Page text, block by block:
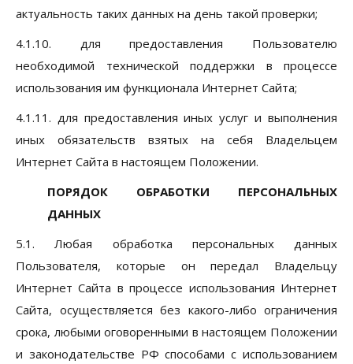
актуальность таких данных на день такой проверки;
4.1.10. для предоставления Пользователю
необходимой технической поддержки в процессе
использования им функционала Интернет Сайта;
4.1.11. для предоставления иных услуг и выполнения
иных обязательств взятых на себя Владельцем
Интернет Сайта в настоящем Положении.
ПОРЯДОК ОБРАБОТКИ ПЕРСОНАЛЬНЫХ
ДАННЫХ
5.1. Любая обработка персональных данных
Пользователя, которые он передал Владельцу
Интернет Сайта в процессе использования Интернет
Сайта, осуществляется без какого-либо ограничения
срока, любыми оговоренными в настоящем Положении
и законодательстве РФ способами с использованием